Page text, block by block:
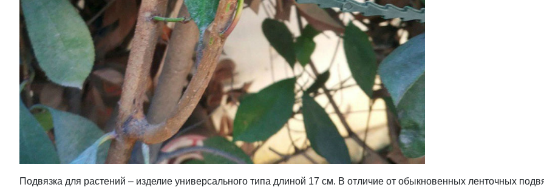
Подвязка для растений – изделие универсального типа длиной 17 см. В отличие от обыкновенных ленточных